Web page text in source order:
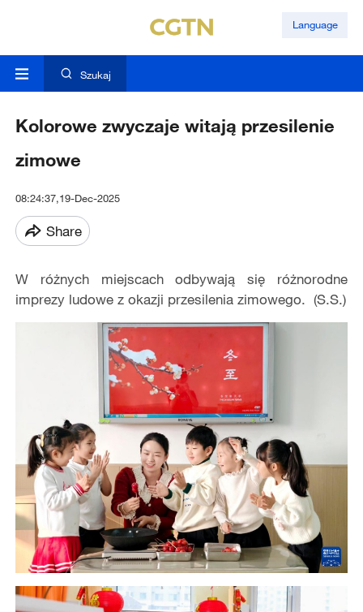
Language
Szukaj
Kolorowe zwyczaje witają przesilenie
zimowe
08:24:37,19-Dec-2025
Share
W różnych miejscach odbywają się różnorodne
imprezy ludowe z okazji przesilenia zimowego. (S.S.)